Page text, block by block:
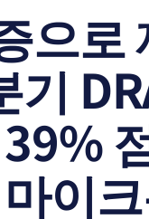
으로
이크